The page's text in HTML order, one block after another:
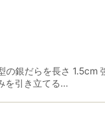
の銀だらを長さ 1.5cm
を引き立てる…